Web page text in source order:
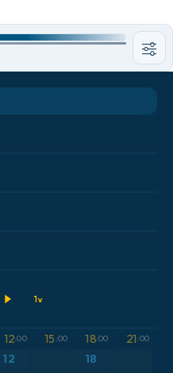
12:00 15 :00 18:00 21:00
12 18